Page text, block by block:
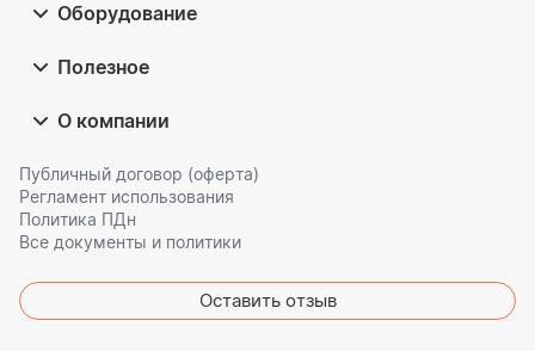
Оборудование
Полезное
О компании
Публичный договор (оферта)
Регламент использования
Политика ПДн
Все документы и политики
Оставить отзыв